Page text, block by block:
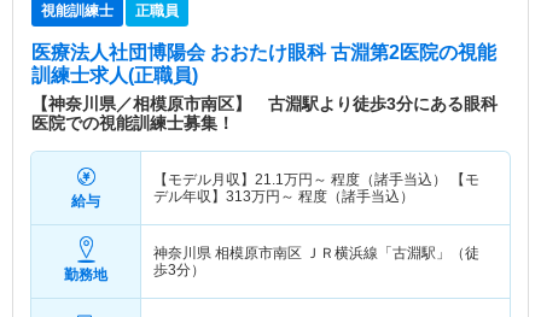
視能訓練士 正職員
医療法人社団博陽会 おおたけ眼科 古淵第2医院の視能
訓練士求人(正職員)
【神奈川県／相模原市南区】 古淵駅より徒歩3分にある眼科
医院での視能訓練士募集！
給与
【モデル月収】 21.1万円～ 程度（諸手当込） 【モ
デル年収】 313万円～ 程度（諸手当込）
勤務地
神奈川県 相模原市南区 ＪＲ横浜線「古淵駅」（徒
歩3分）